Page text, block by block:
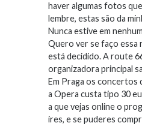
haver algumas fotos
lembre, estas são da
Nunca estive em
Quero ver se faço essa
está decidido. A route
organizadora principal
Em Praga os concertos
a Opera custa tipo 30
a que vejas online o
ires, e se puderes